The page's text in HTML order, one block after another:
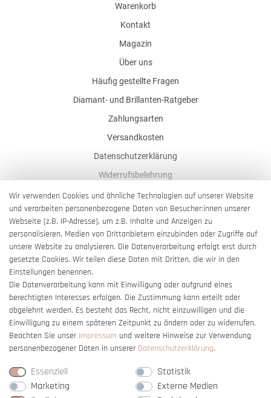
Warenkorb
Kontakt
Magazin
Über uns
Häufig gestellte Fragen
Diamant- und Brillanten-Ratgeber
Zahlungsarten
Versandkosten
Datenschutzerklärung
Widerrufsbelehrung
AGB
Impressum
Barrierefreiheitserklärung
Vertrag widerrufen
Wir verwenden Cookies und ähnliche Technologien auf unserer Website
und verarbeiten personenbezogene Daten von Besucher:innen unserer
Webseite (z.B. IP-Adresse), um z.B. Inhalte und Anzeigen zu
personalisieren, Medien von Drittanbietern einzubinden oder Zugriffe auf
unsere Website zu analysieren. Die Datenverarbeitung erfolgt erst durch
gesetzte Cookies. Wir teilen diese Daten mit Dritten, die wir in den
Einstellungen benennen.
Die Datenverarbeitung kann mit Einwilligung oder aufgrund eines
berechtigten Interesses erfolgen. Die Zustimmung kann erteilt oder
abgelehnt werden. Es besteht das Recht, nicht einzuwilligen und die
Einwilligung zu einem späteren Zeitpunkt zu ändern oder zu widerrufen.
Beachten Sie unser Impressum und weitere Hinweise zur Verwendung
personenbezogener Daten in unserer Daten­schutz­erklärung.
Essenziell
Statistik
Marketing
Externe Medien